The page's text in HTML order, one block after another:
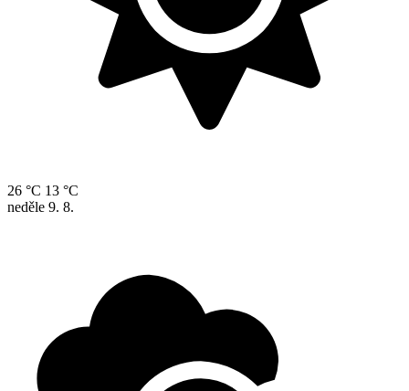
26 °C 13 °C
neděle 9. 8.